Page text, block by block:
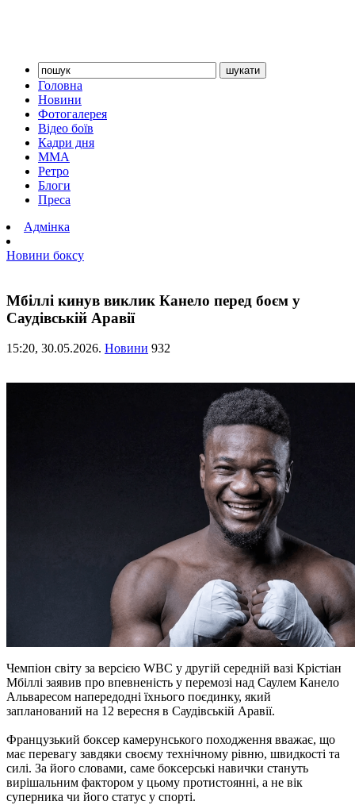
Головна
Новини
Фотогалерея
Відео боїв
Кадри дня
ММА
Ретро
Блоги
Преса
Адмінка
Новини боксу
Мбіллі кинув виклик Канело перед боєм у
Саудівській Аравії
15:20, 30.05.2026. Новини 932
Чемпіон світу за версією WBC у другій середній вазі Крістіан
Мбіллі заявив про впевненість у перемозі над Саулем Канело
Альваресом напередодні їхнього поєдинку, який
запланований на 12 вересня в Саудівській Аравії.
Французький боксер камерунського походження вважає, що
має перевагу завдяки своєму технічному рівню, швидкості та
силі. За його словами, саме боксерські навички стануть
вирішальним фактором у цьому протистоянні, а не вік
суперника чи його статус у спорті.